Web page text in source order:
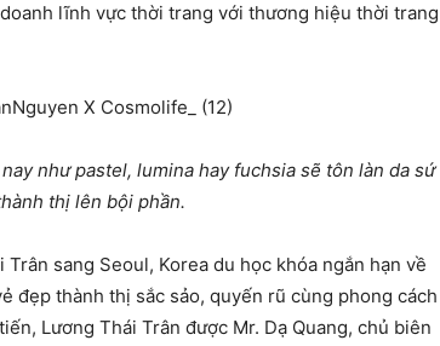
lĩnh vực thời trang với thương hiệu thời trang
như pastel, lumina hay fuchsia sẽ tôn làn da sứ
thị lên bội phần.
sang Seoul, Korea du học khóa ngắn hạn về
đẹp thành thị sắc sảo, quyến rũ cùng phong cách
Lương Thái Trân được Mr. Dạ Quang, chủ biên